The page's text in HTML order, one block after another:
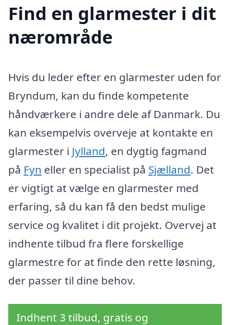
Find en glarmester i dit
nærområde
Hvis du leder efter en glarmester uden for
Bryndum, kan du finde kompetente
håndværkere i andre dele af Danmark. Du
kan eksempelvis overveje at kontakte en
glarmester i Jylland, en dygtig fagmand
på Fyn eller en specialist på Sjælland. Det
er vigtigt at vælge en glarmester med
erfaring, så du kan få den bedst mulige
service og kvalitet i dit projekt. Overvej at
indhente tilbud fra flere forskellige
glarmestre for at finde den rette løsning,
der passer til dine behov.
Indhent 3 tilbud, gratis og